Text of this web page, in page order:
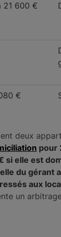
21 600 €
€
deux
pour
si elle est
du gérant
aux
un